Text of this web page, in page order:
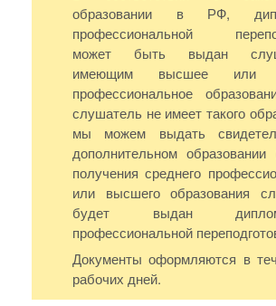
образовании в РФ,
профессиональной
может быть выдан
имеющим высшее или
профессиональное
слушатель не имеет такого
мы можем выдать
дополнительном
получения среднего
или высшего образования
будет выдан
профессиональной
Документы оформляются в
рабочих дней.